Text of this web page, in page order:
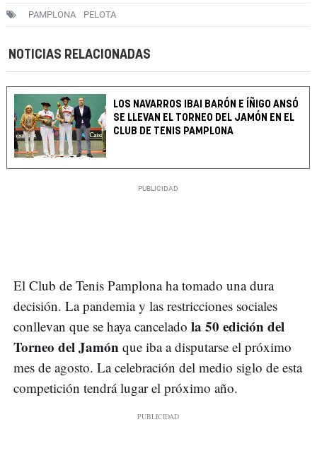
PAMPLONA PELOTA
NOTICIAS RELACIONADAS
LOS NAVARROS IBAI BARÓN E ÍÑIGO ANSÓ
SE LLEVAN EL TORNEO DEL JAMÓN EN EL
CLUB DE TENIS PAMPLONA
El Club de Tenis Pamplona ha tomado una dura
decisión. La pandemia y las restricciones sociales
conllevan que se haya cancelado la 50 edición del
Torneo del Jamón que iba a disputarse el próximo
mes de agosto. La celebración del medio siglo de esta
competición tendrá lugar el próximo año.